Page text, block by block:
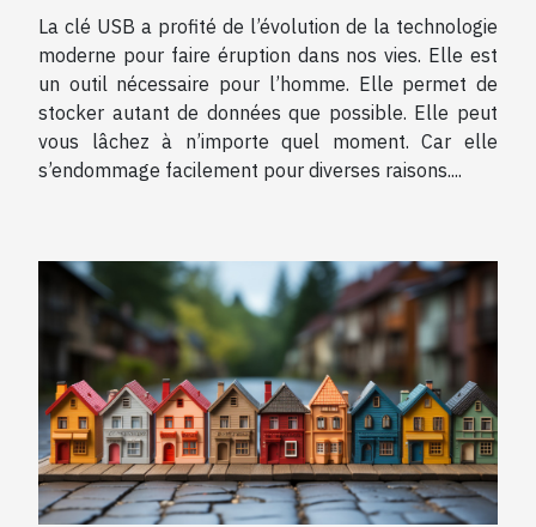
La clé USB a profité de l’évolution de la technologie
moderne pour faire éruption dans nos vies. Elle est
un outil nécessaire pour l’homme. Elle permet de
stocker autant de données que possible. Elle peut
vous lâchez à n’importe quel moment. Car elle
s’endommage facilement pour diverses raisons....